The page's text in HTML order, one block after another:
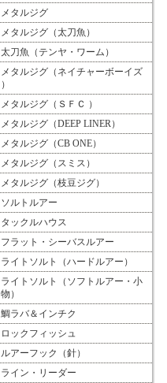
メタルジグ
メタルジグ（太刀魚）
太刀魚（テンヤ・ワーム）
メタルジグ（ネイチャーボーイズ
）
メタルジグ（ＳＦＣ ）
メタルジグ（DEEP LINER）
メタルジグ（CB ONE）
メタルジグ（スミス）
メタルジグ（枝豆ジグ）
ソルトルアー
タックルハウス
フラット・シーバスルアー
ライトソルト（ハードルアー）
ライトソルト（ソフトルアー・小
物）
鯛ラバ＆インチク
ロックフィッシュ
ルアーフック（針）
ライン・リーダー